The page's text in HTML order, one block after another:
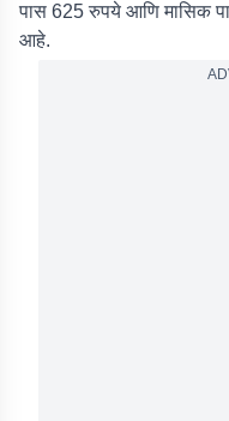
पास 625 रुपये आणि मासिक
आहे.